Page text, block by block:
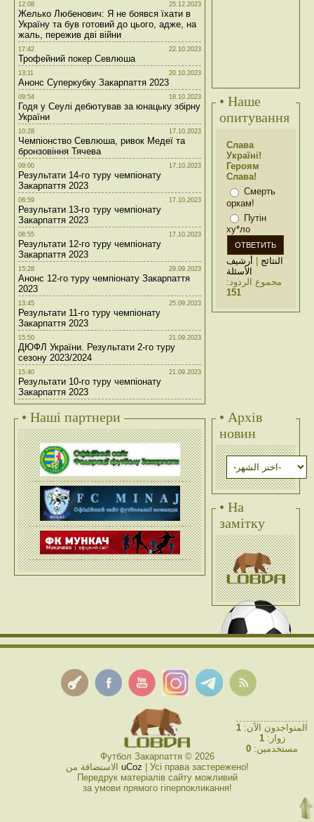
12:08 25.12.2023
Желько Любенович: Я не боявся їхати в
Україну та був готовий до цього, адже, на
жаль, пережив дві війни
17:42 22.10.2023
Трофейний покер Севлюша
13:11 20.10.2023
Анонс Суперкубку Закарпаття 2023
09:54 18.10.2023
Годя у Сеулі дебютував за юнацьку збірну
України
10:28 17.10.2023
Чемпіонство Севлюша, ривок Медеї та
бронзовіння Тячева
09:00 17.10.2023
Результати 14-го туру чемпіонату
Закарпаття 2023
08:59 17.10.2023
Результати 13-го туру чемпіонату
Закарпаття 2023
08:55 17.10.2023
Результати 12-го туру чемпіонату
Закарпаття 2023
15:28 29.09.2023
Анонс 12-го туру чемпіонату Закарпаття
2023
13:45 25.09.2023
Результати 11-го туру чемпіонату
Закарпаття 2023
15:50 21.09.2023
ДЮФЛ України. Результати 2-го туру
сезону 2023/2024
15:40 21.09.2023
Результати 10-го туру чемпіонату
Закарпаття 2023
• Наше
опитування
Слава
Україні!
Героям
Слава!
Смерть
оркам!
Путін
ху*ло
النتائج | أرشيف
الأسئلة
مجموع الردود:
151
• Наші партнери
• Архів
новин
• На
замітку
Футбол Закарпаття © 2026
uCoz | Усі права застережено!
Передрук матеріалів сайту можливий
за умови прямого гіперпокликання!
المتواجدون الآن: 1
زوار:1
مستخدمين: 0